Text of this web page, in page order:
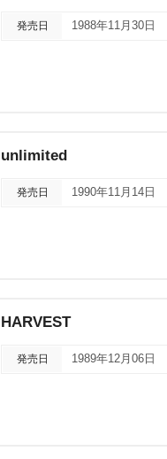
発売日 1988年11月30日
unlimited
発売日 1990年11月14日
HARVEST
発売日 1989年12月06日